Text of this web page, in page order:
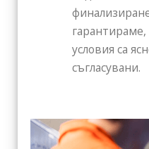
условия са
съгласувани.